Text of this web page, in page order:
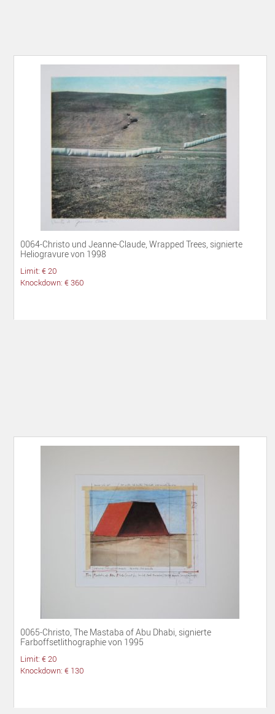
0064-Christo und Jeanne-Claude, Wrapped Trees, signierte
Heliogravure von 1998
Limit: € 20
Knockdown: € 360
0065-Christo, The Mastaba of Abu Dhabi, signierte
Farboffsetlithographie von 1995
Limit: € 20
Knockdown: € 130